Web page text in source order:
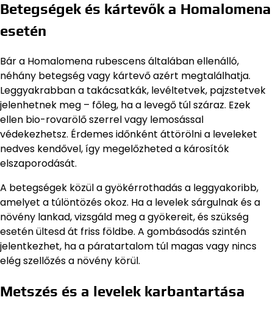
Betegségek és kártevők a Homalomena
esetén
Bár a Homalomena rubescens általában ellenálló,
néhány betegség vagy kártevő azért megtalálhatja.
Leggyakrabban a takácsatkák, levéltetvek, pajzstetvek
jelenhetnek meg – főleg, ha a levegő túl száraz. Ezek
ellen bio-rovarölő szerrel vagy lemosással
védekezhetsz. Érdemes időnként áttörölni a leveleket
nedves kendővel, így megelőzheted a károsítók
elszaporodását.
A betegségek közül a gyökérrothadás a leggyakoribb,
amelyet a túlöntözés okoz. Ha a levelek sárgulnak és a
növény lankad, vizsgáld meg a gyökereit, és szükség
esetén ültesd át friss földbe. A gombásodás szintén
jelentkezhet, ha a páratartalom túl magas vagy nincs
elég szellőzés a növény körül.
Metszés és a levelek karbantartása